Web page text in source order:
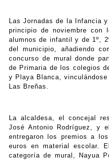
Las Jornadas de la Infancia
principio de noviembre con
alumnos de infantil y de 1º,
del municipio, añadiendo
concurso de mural donde
de Primaria de los colegios
y Playa Blanca,
Las Breñas.
La alcaldesa, el concejal
José Antonio Rodríguez, y
entregaron los premios a
euros en material escolar.
categoría de mural, Nayua